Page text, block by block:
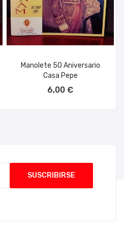
Manolete 50 Aniversario
Casa Pepe
6,00 €